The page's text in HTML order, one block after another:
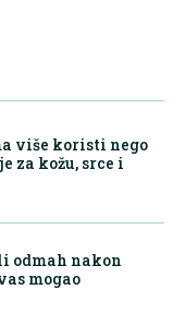
više koristi nego
za kožu, srce i
odmah nakon
mogao